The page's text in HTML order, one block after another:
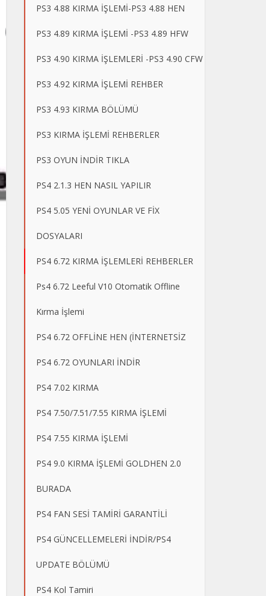
PS3 4.88 KIRMA İŞLEMİ-PS3 4.88 HEN
PS3 4.89 KIRMA İŞLEMİ -PS3 4.89 HFW
PS3 4.90 KIRMA İŞLEMLERİ -PS3 4.90 CFW
PS3 4.92 KIRMA İŞLEMİ REHBER
PS3 4.93 KIRMA BÖLÜMÜ
PS3 KIRMA İŞLEMİ REHBERLER
PS3 OYUN İNDİR TIKLA
PS4 2.1.3 HEN NASIL YAPILIR
PS4 5.05 YENİ OYUNLAR VE FİX
DOSYALARI
PS4 6.72 KIRMA İŞLEMLERİ REHBERLER
Ps4 6.72 Leeful V10 Otomatik Offline
Kırma İşlemi
PS4 6.72 OFFLİNE HEN (İNTERNETSİZ
PS4 6.72 OYUNLARI İNDİR
PS4 7.02 KIRMA
PS4 7.50/7.51/7.55 KIRMA İŞLEMİ
PS4 7.55 KIRMA İŞLEMİ
PS4 9.0 KIRMA İŞLEMİ GOLDHEN 2.0
BURADA
PS4 FAN SESİ TAMİRİ GARANTİLİ
PS4 GÜNCELLEMELERİ İNDİR/PS4
UPDATE BÖLÜMÜ
PS4 Kol Tamiri